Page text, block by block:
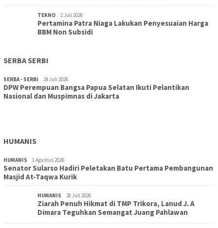
TEKNO 2 Juli 2026
Pertamina Patra Niaga Lakukan Penyesuaian Harga
BBM Non Subsidi
SERBA SERBI
SERBA - SERBI 24 Juli 2026
DPW Perempuan Bangsa Papua Selatan Ikuti Pelantikan
Nasional dan Muspimnas di Jakarta
TOPIK 30 Juli 2026
Wujudkan Sekolah Adiwiyata:SD Inpres Polder Merauke
HUMANIS
HUMANIS 1 Agustus 2026
Senator Sularso Hadiri Peletakan Batu Pertama Pembangunan
Masjid At-Taqwa Kurik
HUMANIS 28 Juli 2026
Ziarah Penuh Hikmat di TMP Trikora, Lanud J. A
Dimara Teguhkan Semangat Juang Pahlawan